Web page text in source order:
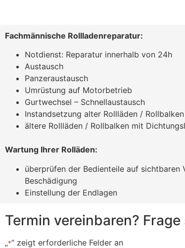
Fachmännische Rollladenreparatur:
Notdienst: Reparatur innerhalb von 24h
Austausch
Panzeraustausch
Umrüstung auf Motorbetrieb
Gurtwechsel – Schnellaustausch
Instandsetzung alter Rollläden / Rollbalken
ältere Rollläden / Rollbalken mit
Wartung Ihrer Rolläden:
überprüfen der Bedienteile auf sichtbaren
Beschädigung
Einstellung der Endlagen
Termin vereinbaren? Frage
„*“ zeigt erforderliche Felder an